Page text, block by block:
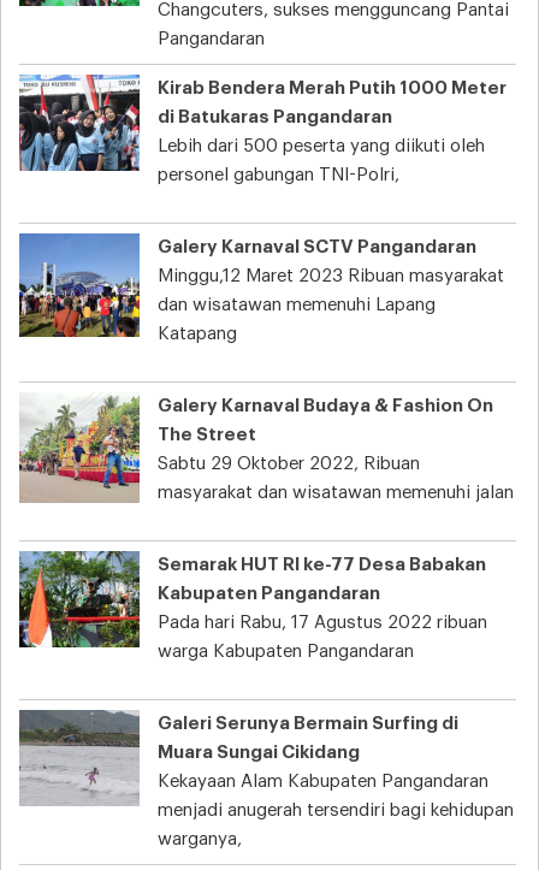
Changcuters, sukses mengguncang Pantai
Pangandaran
Kirab Bendera Merah Putih 1000 Meter
di Batukaras Pangandaran
Lebih dari 500 peserta yang diikuti oleh
personel gabungan TNI-Polri,
Galery Karnaval SCTV Pangandaran
Minggu,12 Maret 2023 Ribuan masyarakat
dan wisatawan memenuhi Lapang
Katapang
Galery Karnaval Budaya & Fashion On
The Street
Sabtu 29 Oktober 2022, Ribuan
masyarakat dan wisatawan memenuhi jalan
Semarak HUT RI ke-77 Desa Babakan
Kabupaten Pangandaran
Pada hari Rabu, 17 Agustus 2022 ribuan
warga Kabupaten Pangandaran
Galeri Serunya Bermain Surfing di
Muara Sungai Cikidang
Kekayaan Alam Kabupaten Pangandaran
menjadi anugerah tersendiri bagi kehidupan
warganya,